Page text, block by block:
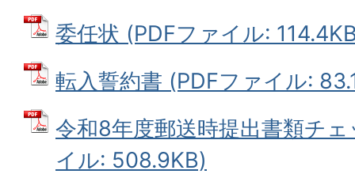
委任状 (PDFファイル:
転入誓約書 (PDFファイル:
令和8年度郵送時提出書類チ
イル: 508.9KB)